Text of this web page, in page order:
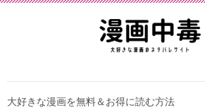
大好きな漫画を無料＆お得に読む方法